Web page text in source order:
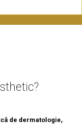
de dermatologie,